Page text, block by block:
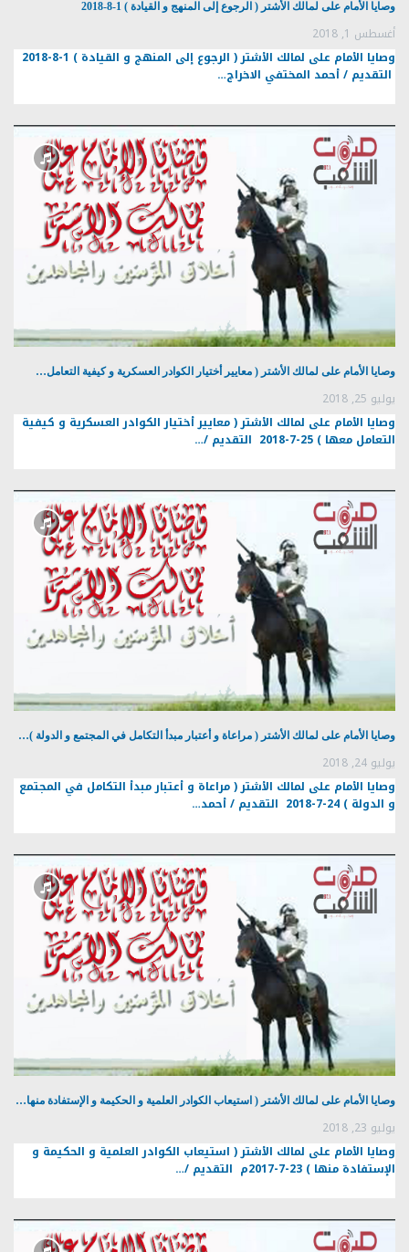
وصايا الأمام على لمالك الأشتر ( الرجوع إلى المنهج و القيادة ) 1-8-2018
أغسطس 1, 2018
وصايا الأمام على لمالك الأشتر ( الرجوع إلى المنهج و القيادة ) 1-8-2018
التقديم / أحمد المختفي الاخراج…
وصايا الأمام على لمالك الأشتر ( معايير أختيار الكوادر العسكرية و كيفية التعامل…
يوليو 25, 2018
وصايا الأمام على لمالك الأشتر ( معايير أختيار الكوادر العسكرية و كيفية
التعامل معها ) 25-7-2018 التقديم /…
وصايا الأمام على لمالك الأشتر ( مراعاة و أعتبار مبدأ التكامل في المجتمع و الدولة )…
يوليو 24, 2018
وصايا الأمام على لمالك الأشتر ( مراعاة و أعتبار مبدأ التكامل في المجتمع
و الدولة ) 24-7-2018 التقديم / أحمد…
وصايا الأمام على لمالك الأشتر ( استيعاب الكوادر العلمية و الحكيمة و الإستفادة منها…
يوليو 23, 2018
وصايا الأمام على لمالك الأشتر ( استيعاب الكوادر العلمية و الحكيمة و
الإستفادة منها ) 23-7-2017م التقديم /…